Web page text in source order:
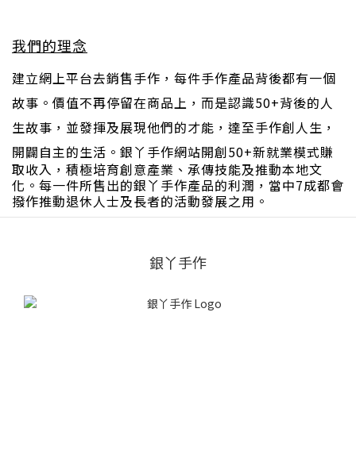
我們的理念
建立網上平台去銷售手作，每件手作產品背後都有一個
故事。價值不再停留在商品上，而是認識50+背後的人
生故事，並發揮及展現他們的才能，達至手作創人生，
開闢自主的生活。 銀丫手作網站開創50+新就業模式賺
取收入，積極培育創意產業、承傳技能及推動本地文
化 。每一件所售出的銀丫手作產品的利潤，當中7成都會
撥作推動退休人士及長者的活動發展之用。
銀丫手作